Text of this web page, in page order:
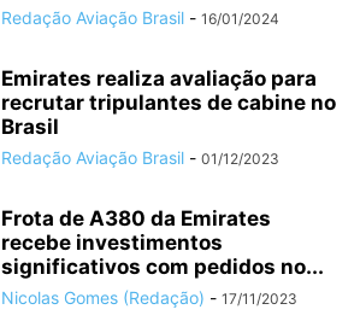
Redação Aviação Brasil - 16/01/2024
Emirates realiza avaliação para
recrutar tripulantes de cabine no
Brasil
Redação Aviação Brasil - 01/12/2023
Frota de A380 da Emirates
recebe investimentos
significativos com pedidos no...
Nicolas Gomes (Redação) - 17/11/2023